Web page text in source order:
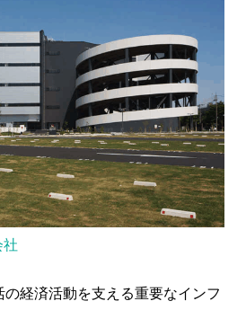
社
の経済活動を支える重要なインフ